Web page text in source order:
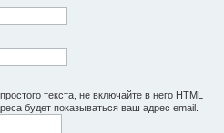
текста, не включайте в него HTML
будет показываться ваш адрес email.